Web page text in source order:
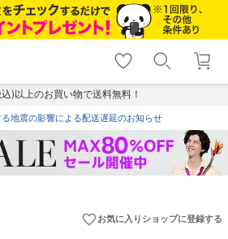
shopping_cart lock_outline
ログイン
)以上のお買い物で送料無料！
地震の影響による配送遅延のお知らせ
favorite_borderお気に入りショップに登録する